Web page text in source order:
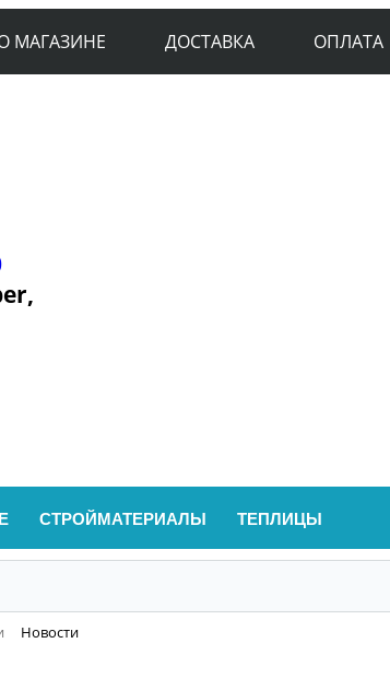
МАГАЗИНЕ ДОСТАВКА ОПЛАТА
СТРОЙМАТЕРИАЛЫ ТЕПЛИЦЫ
Новости